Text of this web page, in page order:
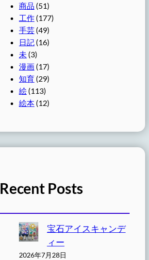
商品 (51)
工作 (177)
手芸 (49)
日記 (16)
未 (3)
漫画 (17)
知育 (29)
絵 (113)
絵本 (12)
Recent Posts
宝石アイスキャンデ
ィー
2026年7月28日